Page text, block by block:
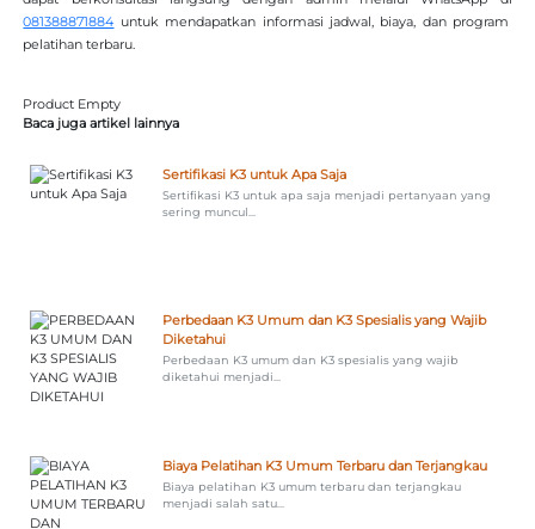
081388871884 untuk mendapatkan informasi jadwal, biaya, dan program
pelatihan terbaru.
Product Empty
Baca juga artikel lainnya
Sertifikasi K3 untuk Apa Saja
Sertifikasi K3 untuk apa saja menjadi pertanyaan yang
sering muncul...
Perbedaan K3 Umum dan K3 Spesialis yang Wajib
Diketahui
Perbedaan K3 umum dan K3 spesialis yang wajib
diketahui menjadi...
Biaya Pelatihan K3 Umum Terbaru dan Terjangkau
Biaya pelatihan K3 umum terbaru dan terjangkau
menjadi salah satu...